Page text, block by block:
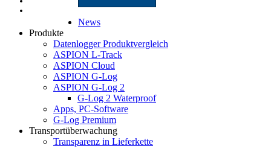
News
Produkte
Datenlogger Produktvergleich
ASPION L-Track
ASPION Cloud
ASPION G-Log
ASPION G-Log 2
G-Log 2 Waterproof
Apps, PC-Software
G-Log Premium
Transportüberwachung
Transparenz in Lieferkette